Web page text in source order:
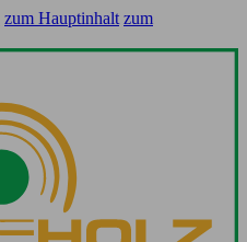
zum Hauptinhalt zum